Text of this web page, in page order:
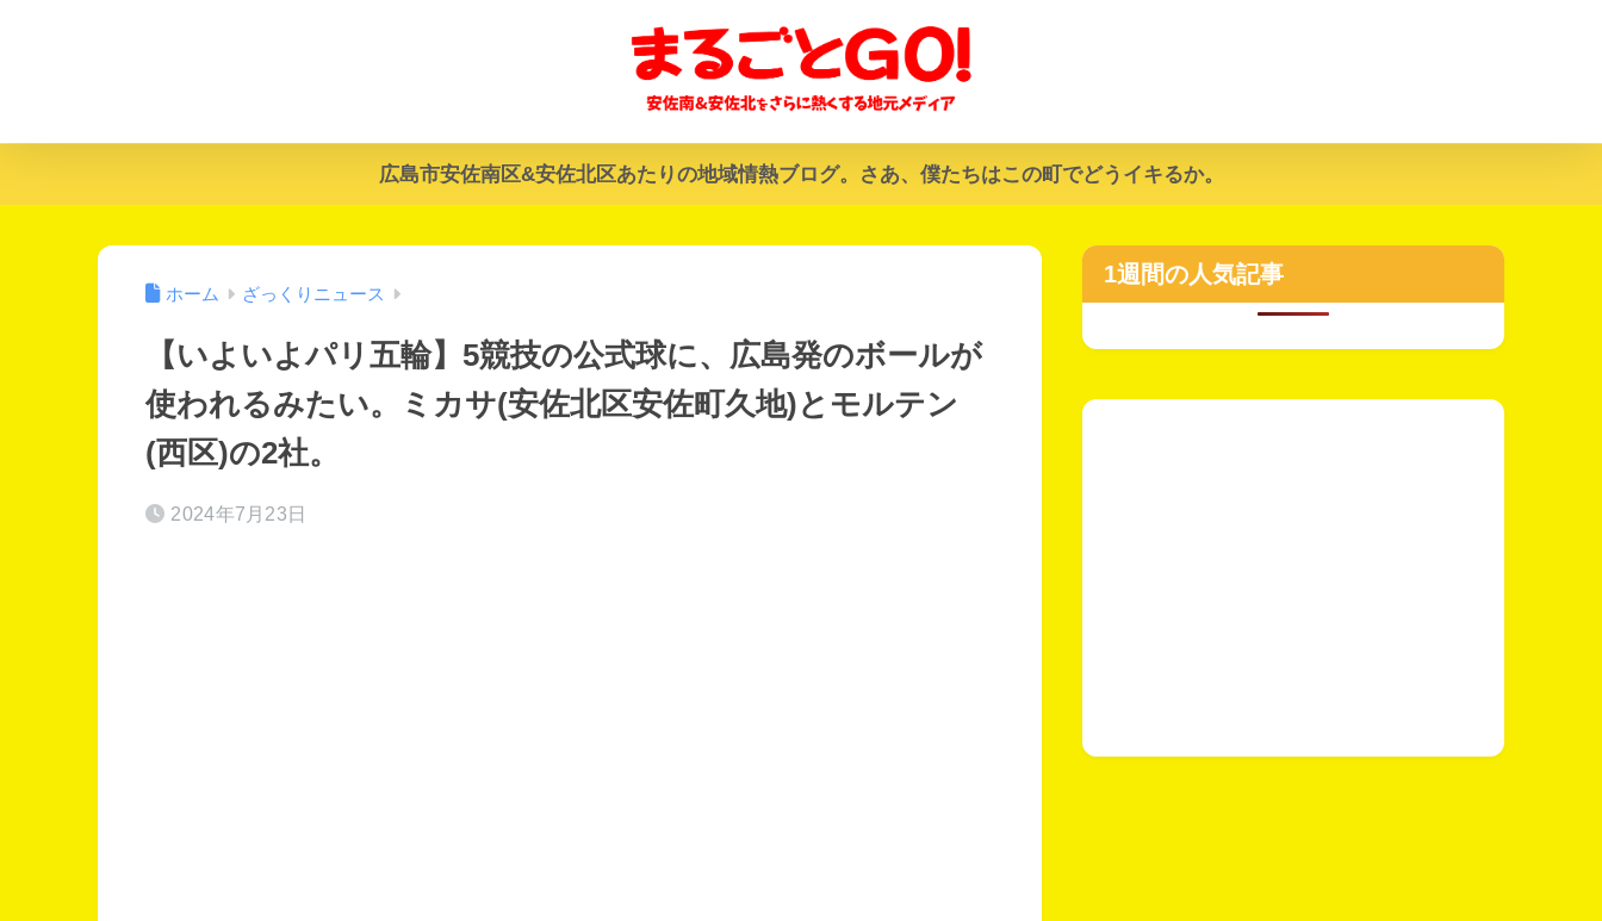
広島市安佐南区&安佐北区あたりの地域情熱ブログ。さあ、僕たちはこの町でどうイキるか。
ホーム ざっくりニュース
【いよいよパリ五輪】5競技の公式球に、広島発のボールが
使われるみたい。ミカサ(安佐北区安佐町久地)とモルテン
(西区)の2社。
2024年7月23日
1週間の人気記事